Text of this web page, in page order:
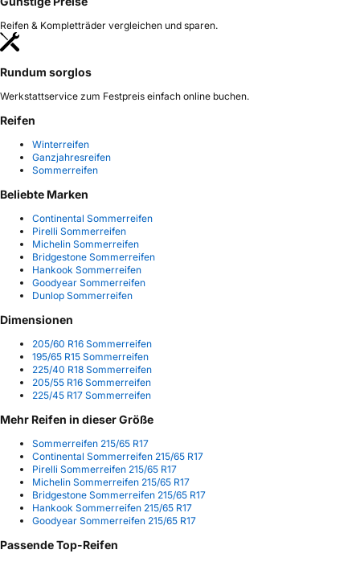
Reifen & Kompletträder vergleichen und sparen.
Rundum sorglos
Werkstattservice zum Festpreis einfach online buchen.
Reifen
Winterreifen
Ganzjahresreifen
Sommerreifen
Beliebte Marken
Continental Sommerreifen
Pirelli Sommerreifen
Michelin Sommerreifen
Bridgestone Sommerreifen
Hankook Sommerreifen
Goodyear Sommerreifen
Dunlop Sommerreifen
Dimensionen
205/60 R16 Sommerreifen
195/65 R15 Sommerreifen
225/40 R18 Sommerreifen
205/55 R16 Sommerreifen
225/45 R17 Sommerreifen
Mehr Reifen in dieser Größe
Sommerreifen 215/65 R17
Continental Sommerreifen 215/65 R17
Pirelli Sommerreifen 215/65 R17
Michelin Sommerreifen 215/65 R17
Bridgestone Sommerreifen 215/65 R17
Hankook Sommerreifen 215/65 R17
Goodyear Sommerreifen 215/65 R17
Passende Top-Reifen